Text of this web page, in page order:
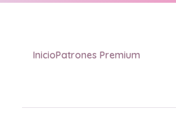
InicioPatrones Premium